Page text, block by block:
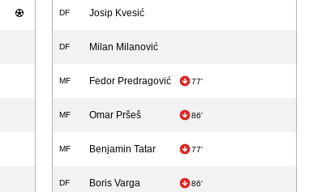
DF Josip Kvesić
DF Milan Milanović
MF Fedor Predragović 77'
MF Omar Pršeš 86'
MF Benjamin Tatar 77'
DF Boris Varga 86'